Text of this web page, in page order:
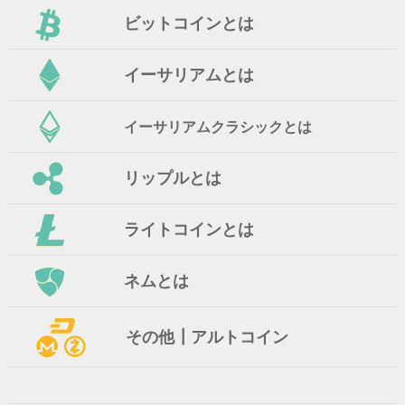
ビットコインとは
イーサリアムとは
イーサリアムクラシックとは
リップルとは
ライトコインとは
ネムとは
その他┃アルトコイン